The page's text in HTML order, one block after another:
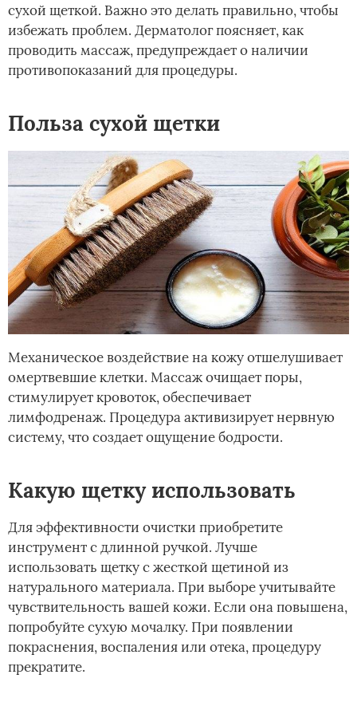
сухой щеткой. Важно это делать правильно, чтобы
избежать проблем. Дерматолог поясняет, как
проводить массаж, предупреждает о наличии
противопоказаний для процедуры.
Польза сухой щетки
Механическое воздействие на кожу отшелушивает
омертвевшие клетки. Массаж очищает поры,
стимулирует кровоток, обеспечивает
лимфодренаж. Процедура активизирует нервную
систему, что создает ощущение бодрости.
Какую щетку использовать
Для эффективности очистки приобретите
инструмент с длинной ручкой. Лучше
использовать щетку с жесткой щетиной из
натурального материала. При выборе учитывайте
чувствительность вашей кожи. Если она повышена,
попробуйте сухую мочалку. При появлении
покраснения, воспаления или отека, процедуру
прекратите.